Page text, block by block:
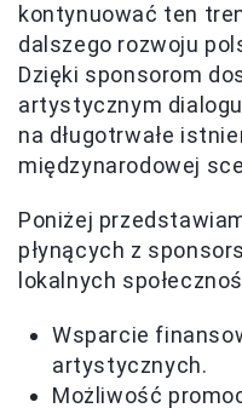
kontynuować ten
dalszego rozwoju
Dzięki sponsorom
artystycznym
na długotrwałe
międzynarodowej
Poniżej
płynących z
lokalnych
Wsparcie
artystycznych.
Możliwość